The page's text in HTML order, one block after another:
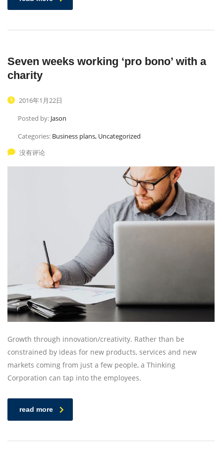
Seven weeks working ‘pro bono’ with a
charity
2016年1月22日
Posted by: Jason
Categories: Business plans, Uncategorized
没有评论
Growth through innovation/creativity. Rather than be
constrained by ideas for new products, services and new
markets coming from just a few people, a Thinking
Corporation can tap into the employees.
read more